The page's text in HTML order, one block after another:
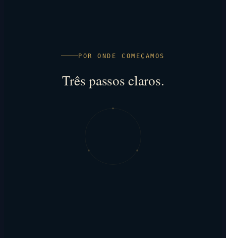
POR ONDE COMEÇAMOS
Três passos claros.